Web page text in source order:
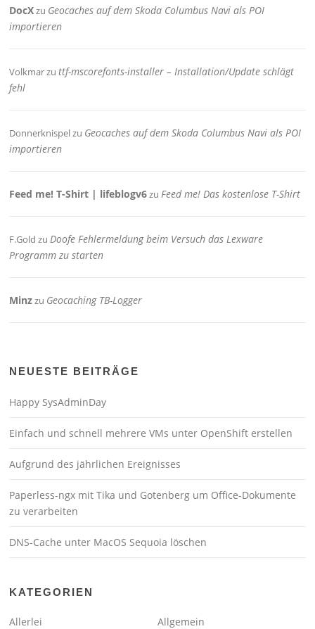
DocXzu Geocaches auf dem Skoda Columbus Navi als POI
importieren
Volkmarzuttf-mscorefonts-installer – Installation/Update schlägt
fehl
Donnerknispelzu Geocaches auf dem Skoda Columbus Navi als POI
importieren
Feed me! T-Shirt | lifeblogv6zu Feed me! Das kostenlose T-Shirt
F.Gold zu Doofe Fehlermeldung beim Versuch das Lexware
Programm zu starten
Minzzu Geocaching TB-Logger
NEUESTE BEITRÄGE
Happy SysAdminDay
Einfach und schnell mehrere VMs unter OpenShift erstellen
Aufgrund des jährlichen Ereignisses
Paperless-ngx mit Tika und Gotenberg um Office-Dokumente
zu verarbeiten
DNS-Cache unter MacOS Sequoia löschen
KATEGORIEN
Allerlei
Allgemein